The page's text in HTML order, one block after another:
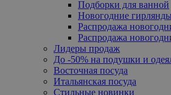
Подборки для ванной
Новогодние гирлянды
Распродажа
Распродажа
Лидеры продаж
До -50% на подушки и
Восточная посуда
Итальянская посуда
Стильные новинки